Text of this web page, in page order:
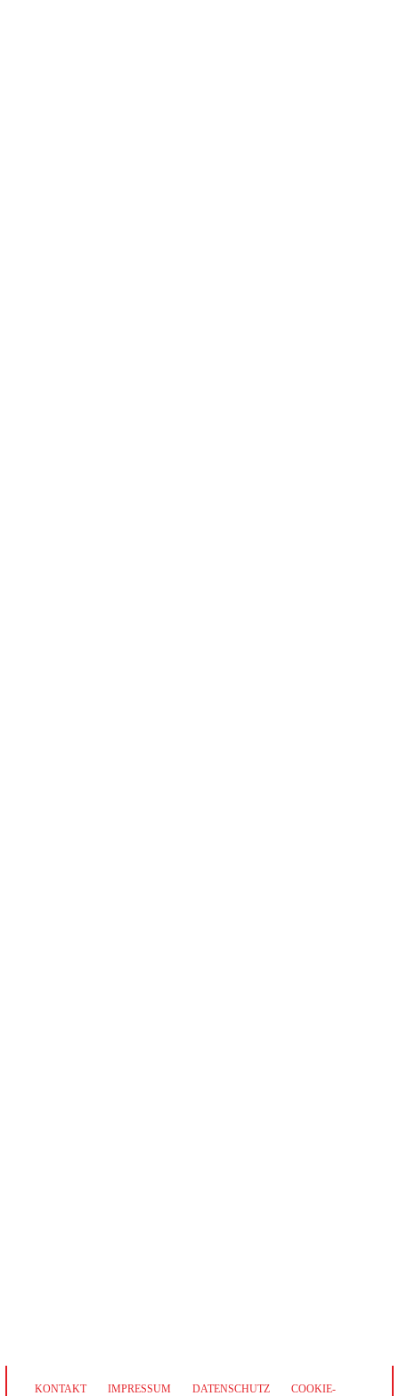
KONTAKT IMPRESSUM DATENSCHUTZ COOKIE-